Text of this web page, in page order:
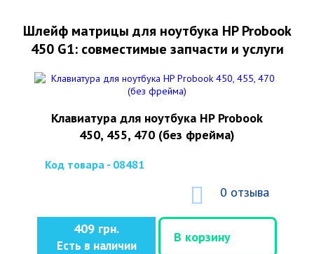
Шлейф матрицы для ноутбука HP Probook
450 G1: совместимые запчасти и услуги
Клавиатура для ноутбука HP Probook
450, 455, 470 (без фрейма)
Код товара - 08481
0 отзыва
409 грн.
Есть в наличии
В корзину